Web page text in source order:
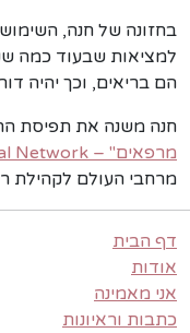
בחזונה של חנה,
למציאות שבעוד כמה
הם בריאים, וכך יהיה
חנה משנה את תפיסת
מרפאים" – Heal2Heal Network
מרחבי העולם לקהילת
דף הבית
אודות
אני מאמינה
כתבות וראיונות